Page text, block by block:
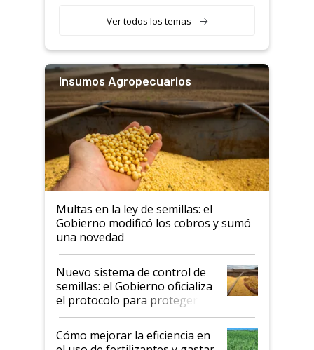
Ver todos los temas
Insumos Agropecuarios
Multas en la ley de semillas: el
Gobierno modificó los cobros y sumó
una novedad
Nuevo sistema de control de
semillas: el Gobierno oficializa
el protocolo para proteger la
propiedad intelectual
Cómo mejorar la eficiencia en